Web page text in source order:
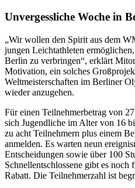
Unvergessliche Woche in
„Wir wollen den Spirit aus dem
jungen Leichtathleten
Berlin zu verbringen“, erklärt
Motivation, ein solches
Weltmeisterschaften im Berliner
wieder anzugehen.
Für einen Teilnehmerbetrag von
sich Jugendliche im Alter von 16
zu acht Teilnehmern plus einem
anmelden. Es warten neun
Entscheidungen sowie über 100
Schnellentschlossene gibt es
Rabatt. Die Teilnehmerzahl ist